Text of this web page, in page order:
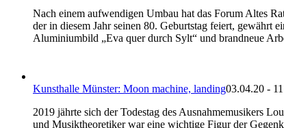
Nach einem aufwendigen Umbau hat das Forum Altes
der in diesem Jahr seinen 80. Geburtstag feiert, gewährt
Aluminiumbild „Eva quer durch Sylt“ und brandneue
Kunsthalle Münster: Moon machine, landing03.04.20 -
2019 jährte sich der Todestag des Ausnahmemusikers
und Musiktheoretiker war eine wichtige Figur der